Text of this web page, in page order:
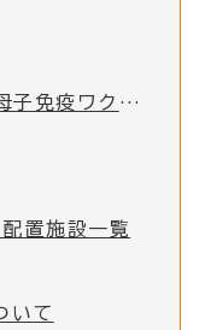
RSウイルス感染症に対する母子免疫ワクチンの定期接種の実施について
置施設一覧
いて